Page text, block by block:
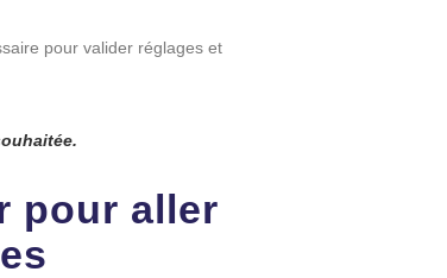
pour valider réglages et
pour aller